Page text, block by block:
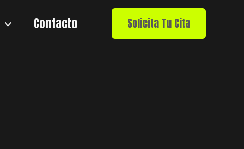
Contacto Solicita Tu Cita